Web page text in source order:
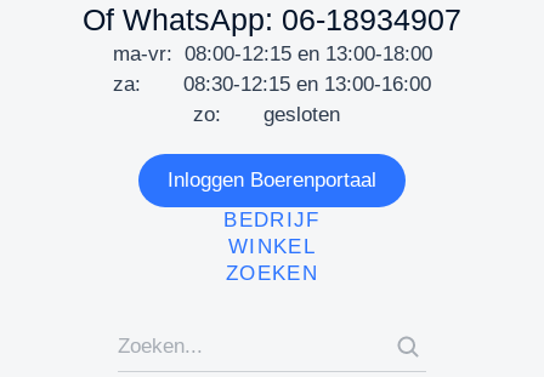
Of WhatsApp: 06-18934907
ma-vr: 08:00-12:15 en 13:00-18:00
za: 08:30-12:15 en 13:00-16:00
zo: gesloten
Inloggen Boerenportaal
BEDRIJF
WINKEL
ZOEKEN